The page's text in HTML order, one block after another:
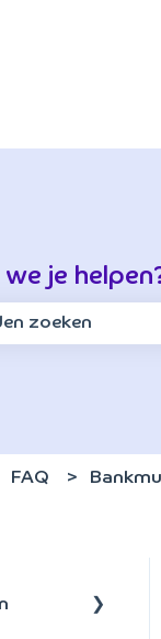
vertalingen
we je
FAQ